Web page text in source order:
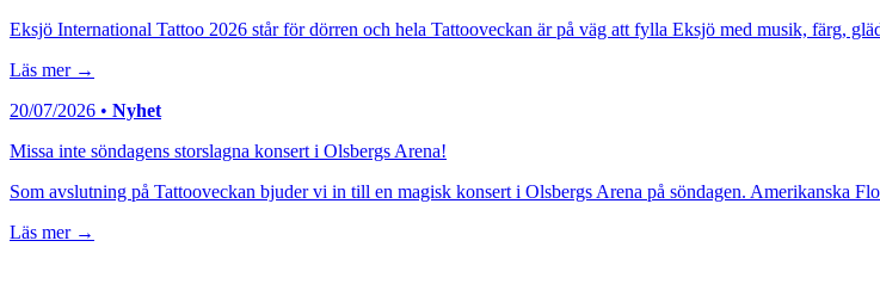
Eksjö International Tattoo 2026 står för dörren och hela Tattooveckan är på väg att fylla Eksjö med musik, färg,
Läs mer →
20/07/2026 • Nyhet
Missa inte söndagens storslagna konsert i Olsbergs Arena!
Som avslutning på Tattooveckan bjuder vi in till en magisk konsert i Olsbergs Arena på söndagen. Amerikanska
Läs mer →